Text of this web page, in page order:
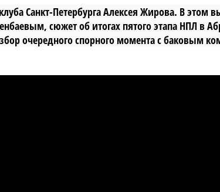
Санкт-Петербурга Алексея Жирова. В
сюжет об итогах пятого этапа НПЛ в
очередного спорного момента с баковым